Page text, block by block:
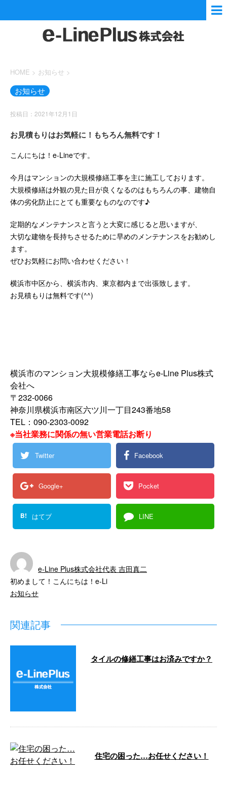
HOME > お知らせ >
お知らせ
投稿日：2021年12月1日
お見積もりはお気軽に！もちろん無料です！
こんにちは！e-Lineです。
今月はマンションの大規模修繕工事を主に施工しております。
大規模修繕は外観の見た目が良くなるのはもちろんの事、建物自
体の劣化防止にとても重要なものなのです♪
定期的なメンテナンスと言うと大変に感じると思いますが、
大切な建物を長持ちさせるために早めのメンテナンスをお勧めし
ます。
ぜひお気軽にお問い合わせください！
横浜市中区から、横浜市内、東京都内まで出張致します。
お見積もりは無料です(^^)
横浜市のマンション大規模修繕工事ならe-Line Plus株式
会社へ
〒232-0066
神奈川県横浜市南区六ツ川一丁目243番地58
TEL：090-2303-0092
※当社業務に関係の無い営業電話お断り
Twitter Facebook
Google+ Pocket
B! はてブ LINE
e-Line Plus株式会社代表 吉田真二
初めまして！こんにちは！e-Li
お知らせ
関連記事
タイルの修繕工事はお済みですか？
住宅の困った…お任せください！